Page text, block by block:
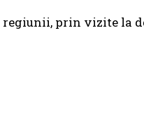
prin vizite la